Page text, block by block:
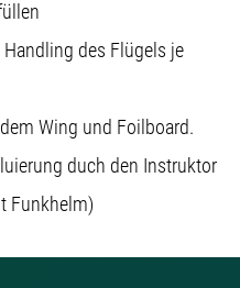
des Flügels je
Wing und Foilboard.
duch den Instruktor
Funkhelm)